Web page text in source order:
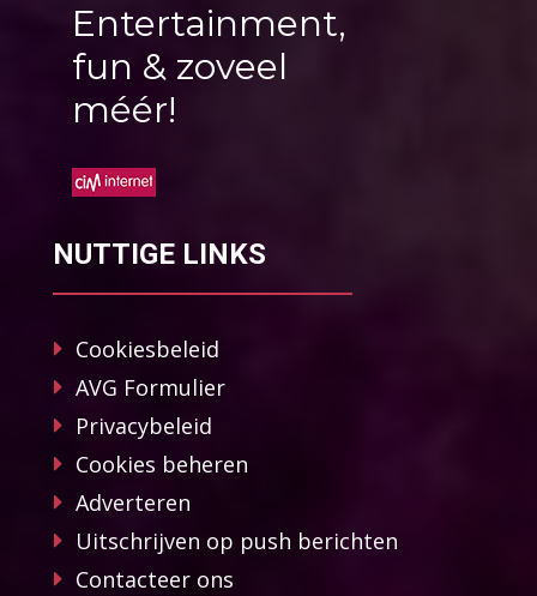
Entertainment,
fun & zoveel
méér!
NUTTIGE LINKS
Cookiesbeleid
AVG Formulier
Privacybeleid
Cookies beheren
Adverteren
Uitschrijven op push berichten
Contacteer ons